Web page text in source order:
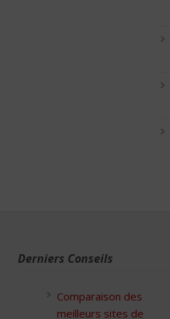
Derniers Conseils
Comparaison des
meilleurs sites de